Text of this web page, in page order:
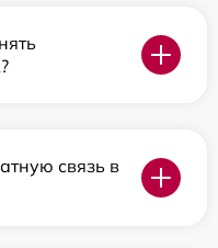
связь в